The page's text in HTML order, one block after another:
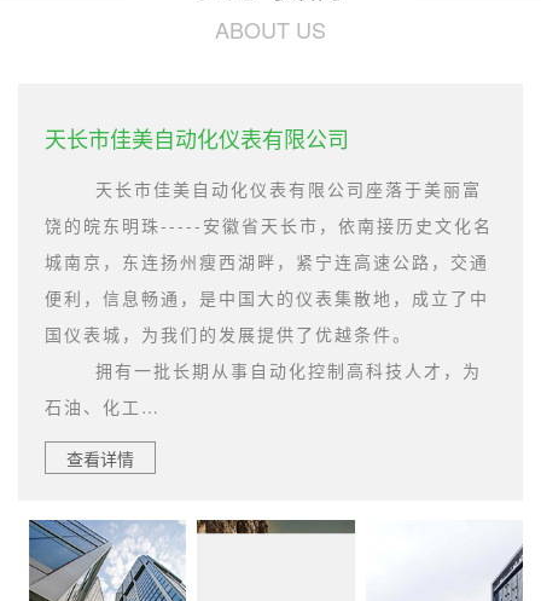
ABOUT US
天长市佳美自动化仪表有限公司
天长市佳美自动化仪表有限公司座落于美丽富
饶的皖东明珠-----安徽省天长市，依南接历史文化名
城南京，东连扬州瘦西湖畔，紧宁连高速公路，交通
便利，信息畅通，是中国大的仪表集散地，成立了中
国仪表城，为我们的发展提供了优越条件。
拥有一批长期从事自动化控制高科技人才，为
石油、化工…
查看详情